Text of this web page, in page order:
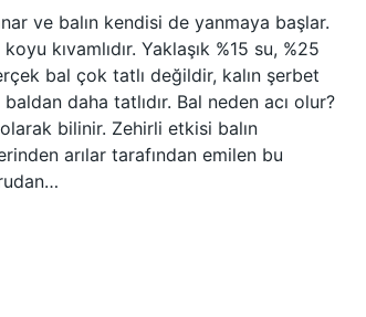
ve balın kendisi de yanmaya başlar.
kıvamlıdır. Yaklaşık %15 su, %25
bal çok tatlı değildir, kalın şerbet
daha tatlıdır. Bal neden acı olur?
bilinir. Zehirli etkisi balın
arılar tarafından emilen bu